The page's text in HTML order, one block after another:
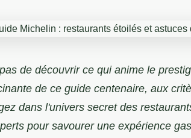
de découvrir ce qui anime le
de ce guide centenaire, aux
dans l'univers secret des
pour savourer une expérience